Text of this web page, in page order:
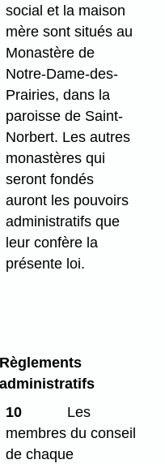
social et la maison
mère sont situés au
Monastère de
Notre-Dame-des-
Prairies, dans la
paroisse de Saint-
Norbert. Les autres
monastères qui
seront fondés
auront les pouvoirs
administratifs que
leur confère la
présente loi.
Règlements
administratifs
10
Les
membres du conseil
de chaque